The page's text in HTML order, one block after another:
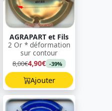
AGRAPART et Fils
2 Or * déformation
sur contour
8,00€4,90€ -39%
Ajouter